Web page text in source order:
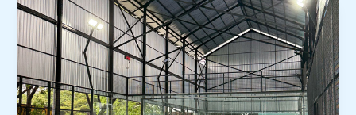
DKI
Jakarta
dengan
GIS